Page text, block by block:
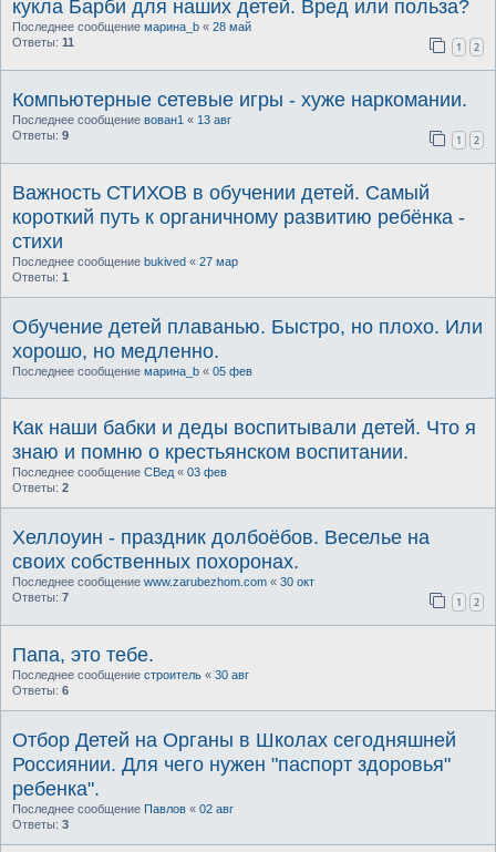
кукла Барби для наших детей. Вред или польза?
Последнее сообщение марина_b « 28 май
Ответы: 11 1 2
Компьютерные сетевые игры - хуже наркомании.
Последнее сообщение вован1 « 13 авг
Ответы: 9 1 2
Важность СТИХОВ в обучении детей. Самый
короткий путь к органичному развитию ребёнка -
стихи
Последнее сообщение bukived « 27 мар
Ответы: 1
Обучение детей плаванью. Быстро, но плохо. Или
хорошо, но медленно.
Последнее сообщение марина_b « 05 фев
Как наши бабки и деды воспитывали детей. Что я
знаю и помню о крестьянском воспитании.
Последнее сообщение СВед « 03 фев
Ответы: 2
Хеллоуин - праздник долбоёбов. Веселье на
своих собственных похоронах.
Последнее сообщение www.zarubezhom.com « 30 окт
Ответы: 7 1 2
Папа, это тебе.
Последнее сообщение строитель « 30 авг
Ответы: 6
Отбор Детей на Органы в Школах сегодняшней
Россиянии. Для чего нужен "паспорт здоровья"
ребенка".
Последнее сообщение Павлов « 02 авг
Ответы: 3